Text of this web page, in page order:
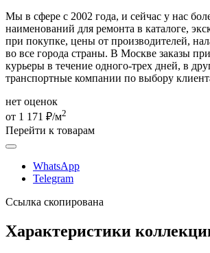
Мы в сфере с 2002 года, и сейчас у нас
наименований для ремонта в каталоге,
при покупке, цены от производителей,
во все города страны. В Москве заказы
курьеры в течение одного-трех дней, в
транспортные компании по выбору
нет оценок
от 1 171 ₽/м2
Перейти к товарам
WhatsApp
Telegram
Ссылка скопирована
Характеристики